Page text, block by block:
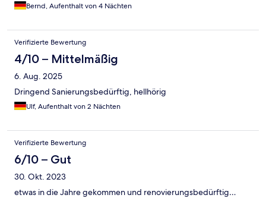
Bernd, Aufenthalt von 4 Nächten
Verifizierte Bewertung
4/10 – Mittelmäßig
6. Aug. 2025
Dringend Sanierungsbedürftig, hellhörig
Ulf, Aufenthalt von 2 Nächten
Verifizierte Bewertung
6/10 – Gut
30. Okt. 2023
etwas in die Jahre gekommen und renovierungsbedürftig…